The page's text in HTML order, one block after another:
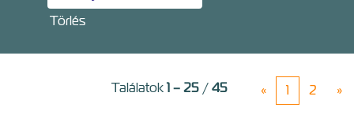
Törlés
Találatok1 – 25 /45 « 1 2 »